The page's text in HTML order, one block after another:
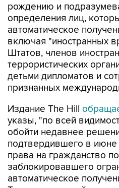
рождению и
определения лиц,
автоматическое
включая "иностранных
Штатов, членов
террористических
детьми дипломатов и
признанных
Издание The Hill
указы, "по всей
обойти недавнее
подтвердившего в июне
права на гражданство
заблокировавшего
автоматическое